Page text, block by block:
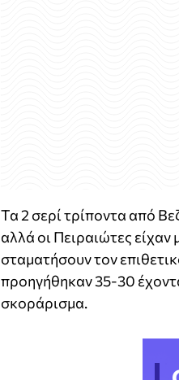
Τα 2 σερί τρίποντα από
αλλά οι Πειραιώτες
σταματήσουν τον
προηγήθηκαν 35-30
σκοράρισμα.